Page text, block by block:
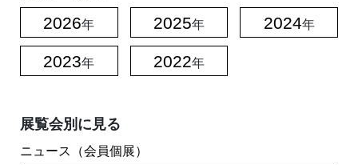
2026年 2025年 2024年
2023年 2022年
展覧会別に見る
ニュース（会員個展）